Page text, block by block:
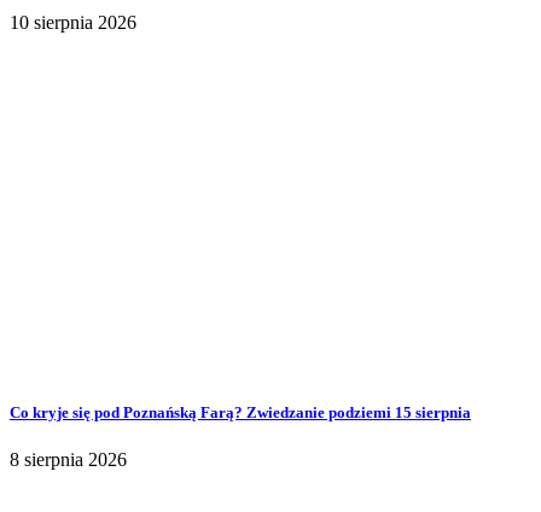
10 sierpnia 2026
Co kryje się pod Poznańską Farą? Zwiedzanie podziemi 15 sierpnia
8 sierpnia 2026